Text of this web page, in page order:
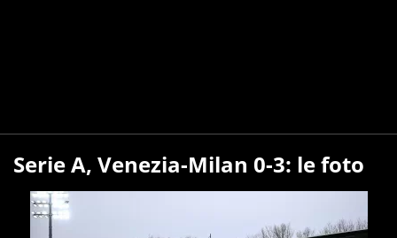
Serie A, Venezia-Milan 0-3: le foto